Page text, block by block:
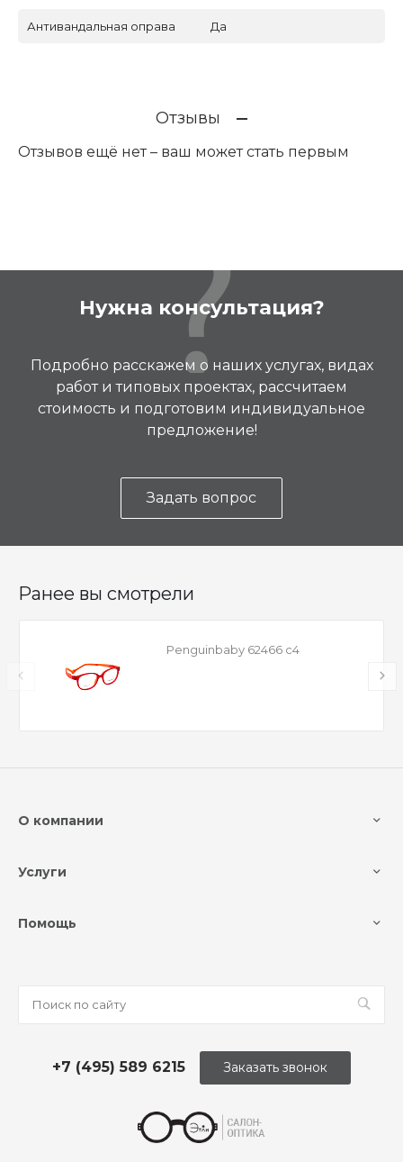
Антивандальная оправа Да
Отзывы
Отзывов ещё нет – ваш может стать первым
Нужна консультация?
Подробно расскажем о наших услугах, видах
работ и типовых проектах, рассчитаем
стоимость и подготовим индивидуальное
предложение!
Задать вопрос
Ранее вы смотрели
Penguinbaby 62466 c4
О компании
Услуги
Помощь
+7 (495) 589 6215 Заказать звонок